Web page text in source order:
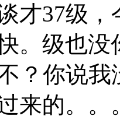
才37级
。级也
？你说
来的。。